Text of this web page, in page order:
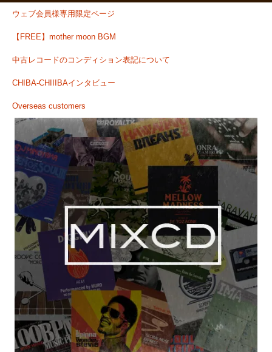
ウェブ会員様専用限定ページ
【FREE】mother moon BGM
中古レコードのコンディション表記について
CHIBA-CHIIIBAインタビュー
Overseas customers